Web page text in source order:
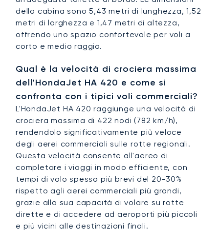
della cabina sono 5,43 metri di lunghezza, 1,52
metri di larghezza e 1,47 metri di altezza,
offrendo uno spazio confortevole per voli a
corto e medio raggio.
Qual è la velocità di crociera massima
dell'HondaJet HA 420 e come si
confronta con i tipici voli commerciali?
L'HondaJet HA 420 raggiunge una velocità di
crociera massima di 422 nodi (782 km/h),
rendendolo significativamente più veloce
degli aerei commerciali sulle rotte regionali.
Questa velocità consente all'aereo di
completare i viaggi in modo efficiente, con
tempi di volo spesso più brevi del 20-30%
rispetto agli aerei commerciali più grandi,
grazie alla sua capacità di volare su rotte
dirette e di accedere ad aeroporti più piccoli
e più vicini alle destinazioni finali.